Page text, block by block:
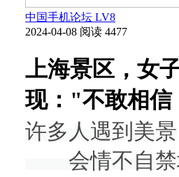
中国手机论坛 LV8
2024-04-08 阅读 4477
上海景区，女
现："不敢相信
许多人遇到美景
会情不自禁